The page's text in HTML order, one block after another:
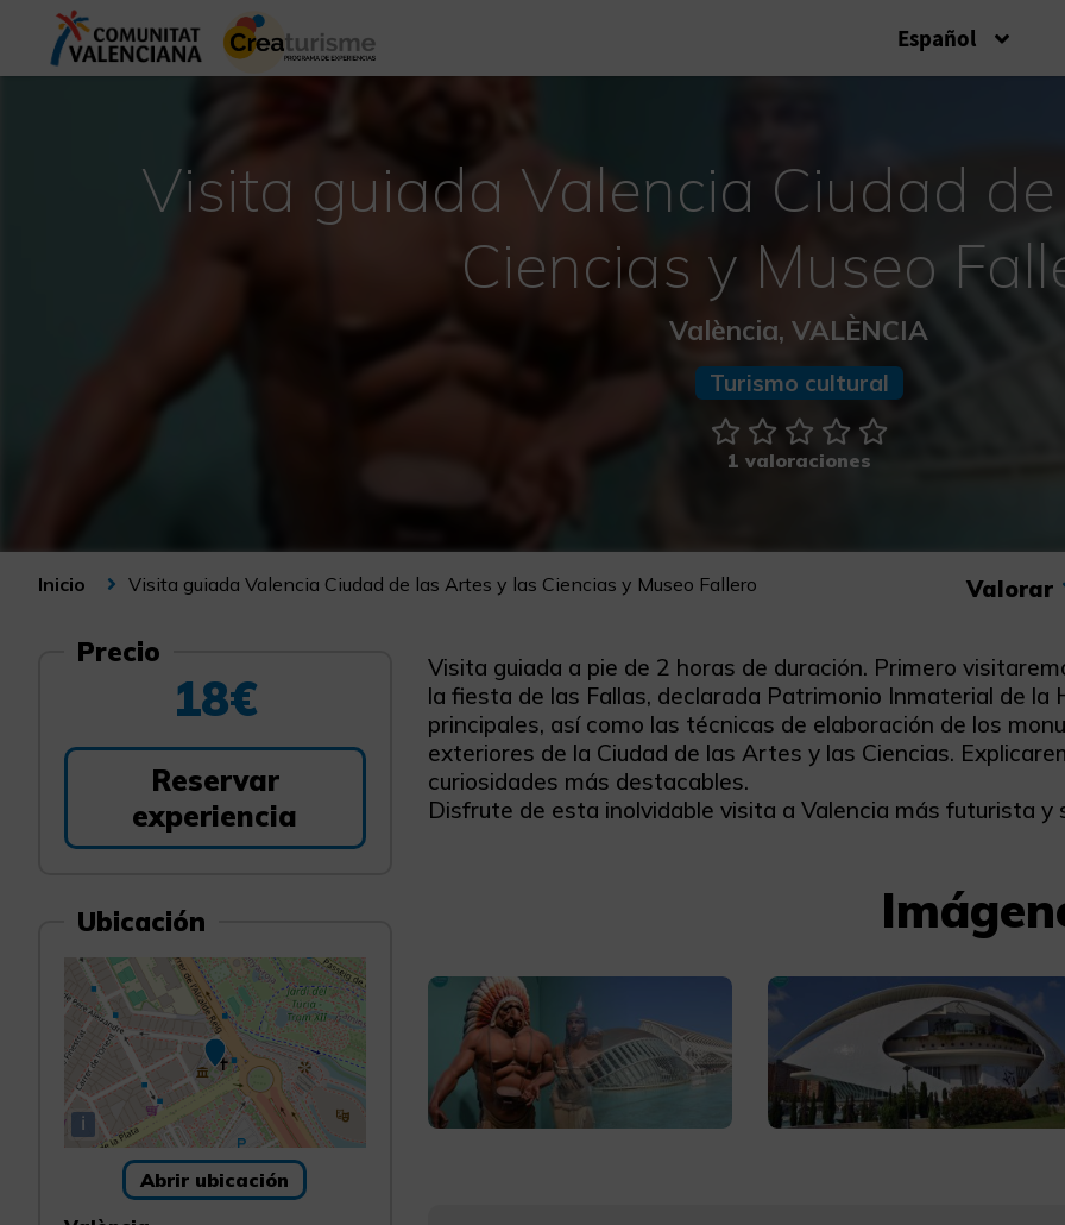
Español
Visita guiada Valencia Ciudad
Ciencias y Museo
València, VALÈNCIA
Turismo cultural
1 valoraciones
Valorar
Inicio Visita guiada Valencia Ciudad de las Artes y las Ciencias y Museo Fallero
Precio
18€
Reservar
experiencia
Ubicación
i
Abrir ubicación
Visita guiada a pie de 2 horas de duración. Primero
la fiesta de las Fallas, declarada Patrimonio Inmaterial de la
principales, así como las técnicas de elaboración de los
exteriores de la Ciudad de las Artes y las Ciencias.
curiosidades más destacables.
Disfrute de esta inolvidable visita a Valencia más futurista y